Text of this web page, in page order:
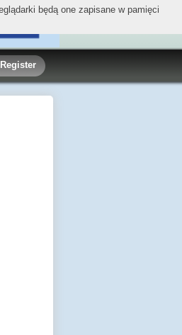
Register
będą one zapisane w pamięci